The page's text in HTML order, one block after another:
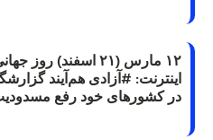
۱۲ مارس (۲۱ اسفند)
در کشورهای خود رفع